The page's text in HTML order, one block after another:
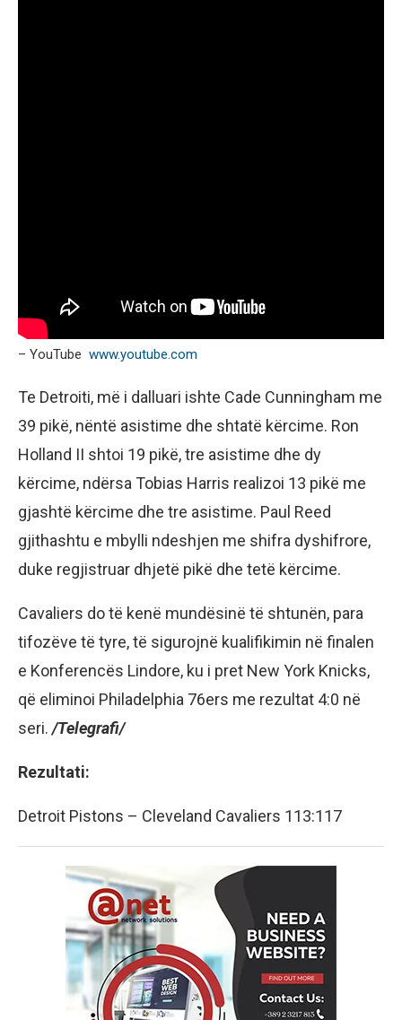
– YouTube www.youtube.com
Te Detroiti, më i dalluari ishte Cade Cunningham me
39 pikë, nëntë asistime dhe shtatë kërcime. Ron
Holland II shtoi 19 pikë, tre asistime dhe dy
kërcime, ndërsa Tobias Harris realizoi 13 pikë me
gjashtë kërcime dhe tre asistime. Paul Reed
gjithashtu e mbylli ndeshjen me shifra dyshifrore,
duke regjistruar dhjetë pikë dhe tetë kërcime.
Cavaliers do të kenë mundësinë të shtunën, para
tifozëve të tyre, të sigurojnë kualifikimin në finalen
e Konferencës Lindore, ku i pret New York Knicks,
që eliminoi Philadelphia 76ers me rezultat 4:0 në
seri. /Telegrafi/
Rezultati:
Detroit Pistons – Cleveland Cavaliers 113:117